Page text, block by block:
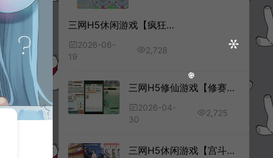
三网H5休闲游戏【疯狂打群架H5】6月最新整理Linux手工服务端+Win一键服务端+解压即玩+简易安卓客户端+详细搭建教程
2026-06-
19
2,728
三网H5修仙游戏【修赛博真经H5】4月最新整理Linux手工服务端+Win一键服务端+解压即玩+简易安卓客户端+详细搭建教程
2026-04-
30
2,725
三网H5休闲游戏【宫斗合成H5】1月最新整理Linux手工服务端+Win一键服务端+解压即玩+简易安卓客户端+详细搭建教程